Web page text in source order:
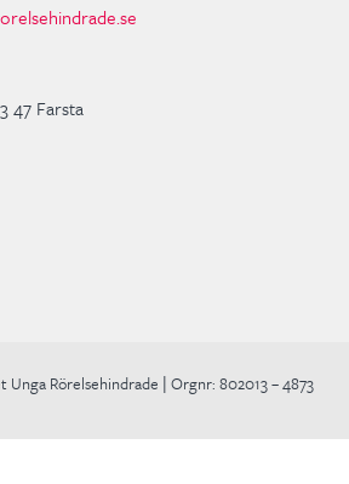
47 Farsta
Unga Rörelsehindrade | Orgnr: 802013 – 4873